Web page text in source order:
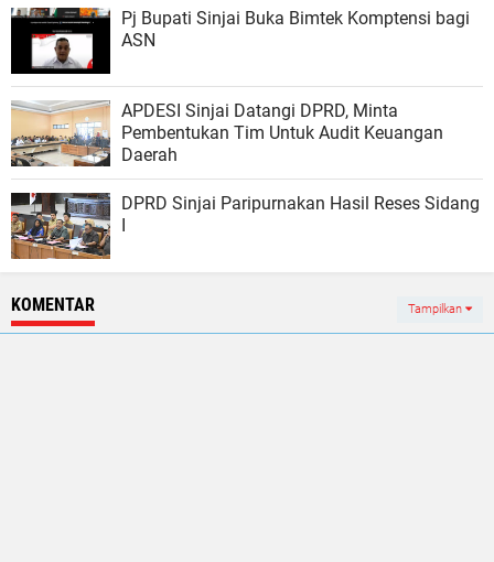
Pj Bupati Sinjai Buka Bimtek Komptensi bagi
ASN
APDESI Sinjai Datangi DPRD, Minta
Pembentukan Tim Untuk Audit Keuangan
Daerah
DPRD Sinjai Paripurnakan Hasil Reses Sidang
I
KOMENTAR Tampilkan